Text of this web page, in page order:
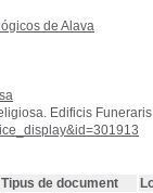
de Alava
Edificis Funeraris
Tipus de document